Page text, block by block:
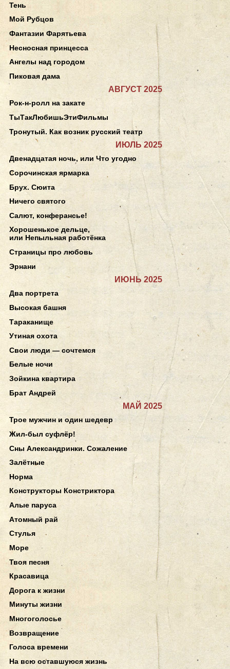
Тень
Мой Рубцов
Фантазии Фарятьева
Несносная принцесса
Ангелы над городом
Пиковая дама
АВГУСТ 2025
Рок-н-ролл на закате
ТыТакЛюбишьЭтиФильмы
Тронутый. Как возник русский театр
ИЮЛЬ 2025
Двенадцатая ночь, или Что угодно
Сорочинская ярмарка
Брух. Сюита
Ничего святого
Салют, конферансье!
Хорошенькое дельце,
или Непыльная работёнка
Страницы про любовь
Эрнани
ИЮНЬ 2025
Два портрета
Высокая башня
Тараканище
Утиная охота
Свои люди — сочтемся
Белые ночи
Зойкина квартира
Брат Андрей
МАЙ 2025
Трое мужчин и один шедевр
Жил-был суфлёр!
Сны Александринки. Сожаление
Залётные
Норма
Конструкторы Констриктора
Алые паруса
Атомный рай
Стулья
Море
Твоя песня
Красавица
Дорога к жизни
Минуты жизни
Многоголосье
Возвращение
Голоса времени
На всю оставшуюся жизнь